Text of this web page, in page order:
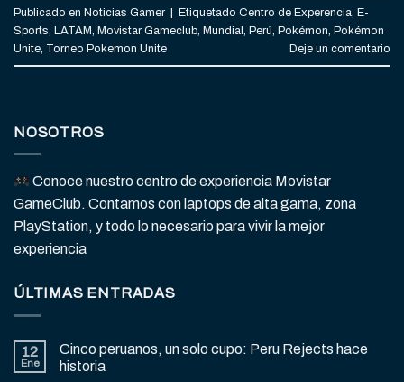
Publicado en Noticias Gamer Etiquetado Centro de Experencia, E-
Sports, LATAM, Movistar Gameclub, Mundial , Perú, Pokémon, Pokémon
Unite, Torneo Pokemon Unite Deje un comentario
NOSOTROS
Conoce nuestro centro de experiencia Movistar
GameClub. Contamos con laptops de alta gama, zona
PlayStation, y todo lo necesario para vivir la mejor
experiencia
ÚLTIMAS ENTRADAS
12
Ene
Cinco peruanos, un solo cupo: Peru Rejects hace
historia